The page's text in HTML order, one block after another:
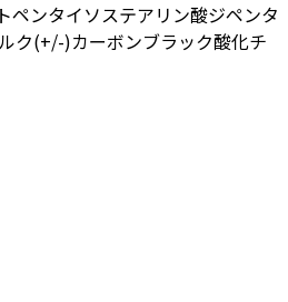
ペンタイソステアリン酸ジペンタ
ク(+/-)カーボンブラック酸化チ